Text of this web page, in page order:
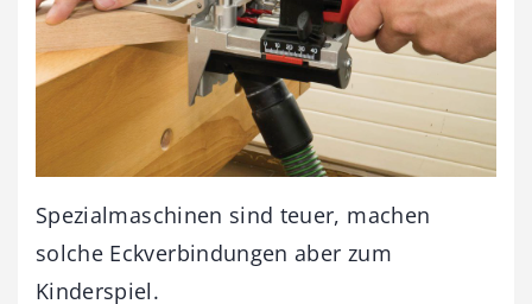
Spezialmaschinen sind teuer, machen
solche Eckverbindungen aber zum
Kinderspiel.